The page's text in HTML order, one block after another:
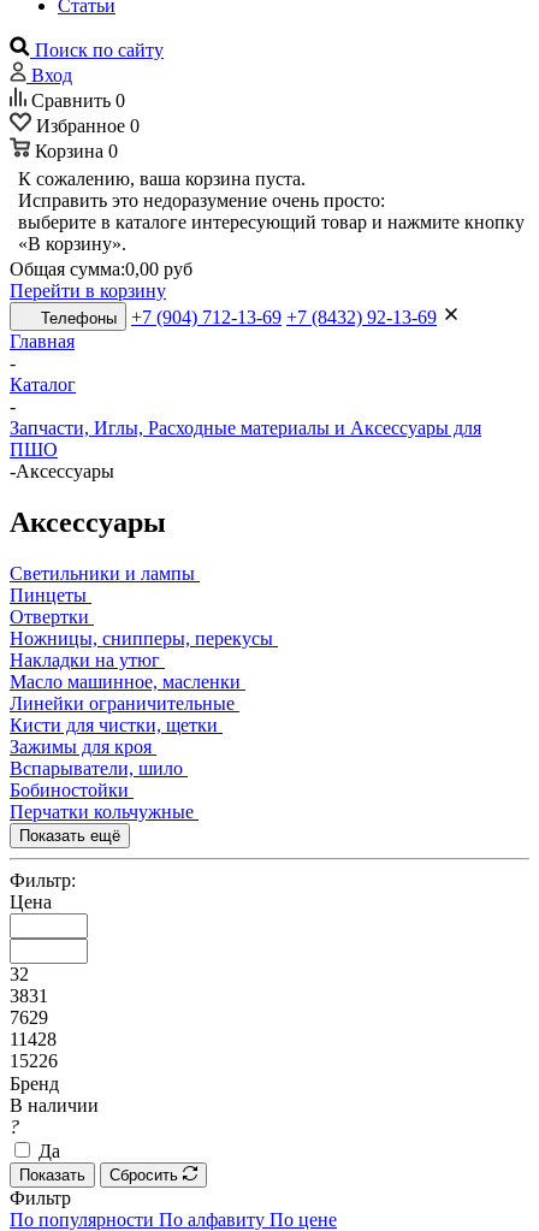
Статьи
Поиск по сайту
Вход
Сравнить 0
Избранное 0
Корзина 0
К сожалению, ваша корзина пуста.
Исправить это недоразумение очень просто:
выберите в каталоге интересующий товар и нажмите кнопку
«В корзину».
Общая сумма:0,00 руб
Перейти в корзину
Телефоны +7 (904) 712-13-69 +7 (8432) 92-13-69
Главная
-
Каталог
-
Запчасти, Иглы, Расходные материалы и Аксессуары для
ПШО
-Аксессуары
Аксессуары
Светильники и лампы
Пинцеты
Отвертки
Ножницы, снипперы, перекусы
Накладки на утюг
Масло машинное, масленки
Линейки ограничительные
Кисти для чистки, щетки
Зажимы для кроя
Вспарыватели, шило
Бобиностойки
Перчатки кольчужные
Показать ещё
Фильтр:
Цена
32
3831
7629
11428
15226
Бренд
В наличии
?
Да
Показать Сбросить
Фильтр
По популярности По алфавиту По цене